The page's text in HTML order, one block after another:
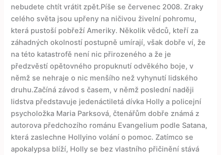
nebudete chtít vrátit zpět.Píše se červenec 2008. Zraky
celého světa jsou upřeny na ničivou živelní pohromu,
která pustoší pobřeží Ameriky. Několik vědců, kteří za
záhadných okolností postupně umírají, však dobře ví, že
na této katastrofě není nic přirozeného a že je
předzvěstí opětovného propuknutí odvěkého boje, v
němž se nehraje o nic menšího než vyhynutí lidského
druhu.Začíná závod s časem, v němž poslední naději
lidstva představuje jedenáctiletá dívka Holly a policejní
psycholožka Maria Parksová, čtenářům dobře známá z
autorova předchozího románu Evangelium podle Satana,
která zaslechne Hollyino volání o pomoc. Zatímco se
apokalypsa blíží, Holly se bez vlastního přičinění stává